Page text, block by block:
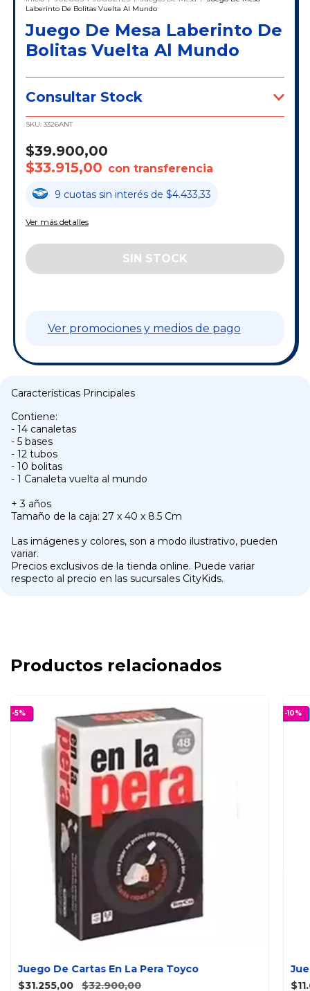
Laberinto De Bolitas Vuelta Al Mundo
Juego De Mesa Laberinto De
Bolitas Vuelta Al Mundo
Consultar Stock
SKU: 3326ANT
$39.900,00
$33.915,00 con transferencia
9 cuotas sin interés de $4.433,33
Ver más detalles
Ver promociones y medios de pago
Características Principales
Contiene:
- 14 canaletas
- 5 bases
- 12 tubos
- 10 bolitas
- 1 Canaleta vuelta al mundo
+ 3 años
Tamaño de la caja: 27 x 40 x 8.5 Cm
Las imágenes y colores, son a modo ilustrativo, pueden
variar.
Precios exclusivos de la tienda online. Puede variar
respecto al precio en las sucursales CityKids.
Productos relacionados
-5%
Juego De Cartas En La Pera Toyco
$31.255,00
$32.900,00
-10%